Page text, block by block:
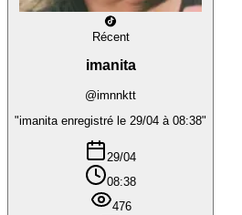
Récent
imanita
@imnnktt
"imanita enregistré le 29/04 à 08:38"
29/04
08:38
476